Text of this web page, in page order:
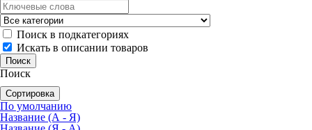
Поиск в подкатегориях
Искать в описании товаров
Поиск
Сортировка
По умолчанию
Название (А - Я)